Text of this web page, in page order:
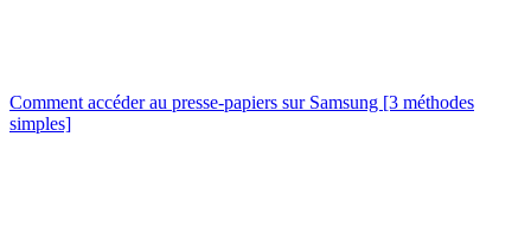
Comment accéder au presse-papiers sur Samsung [3 méthodes
simples]